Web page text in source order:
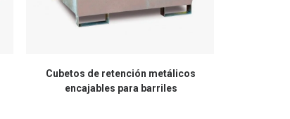
Cubetos de retención metálicos
encajables para barriles